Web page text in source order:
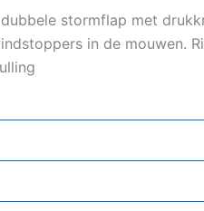
stormflap met
in de mouwen.